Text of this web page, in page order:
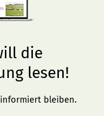
die
lesen!
bleiben.